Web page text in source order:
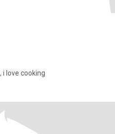
i love cooking